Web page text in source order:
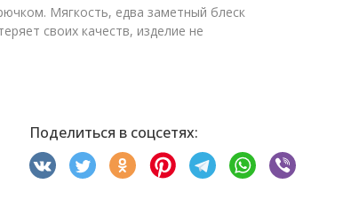
Мягкость, едва заметный блеск
своих качеств, изделие не
Поделиться в соцсетях: